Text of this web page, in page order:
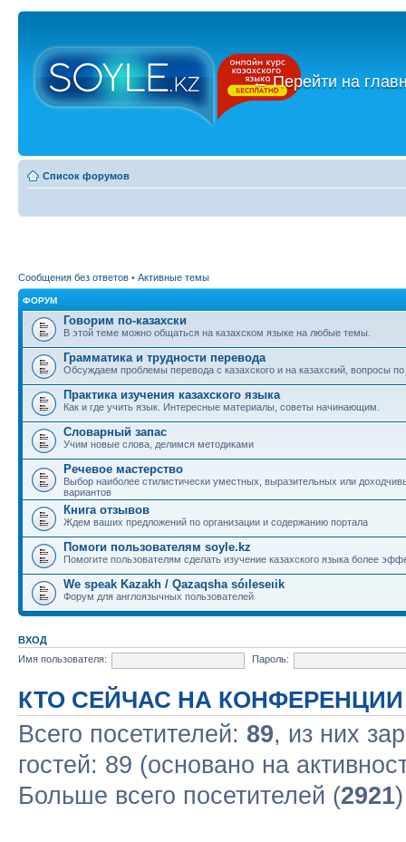
←Перейти на
Список форумов
Сообщения без ответов • Активные темы
ФОРУМ
Говорим по-казахски
В этой теме можно общаться на казахском языке на любые темы.
Грамматика и трудности перевода
Обсуждаем проблемы перевода с казахского и на казахский, вопросы
Практика изучения казахского языка
Как и где учить язык. Интересные материалы, советы начинающим.
Словарный запас
Учим новые слова, делимся методиками
Речевое мастерство
Выбор наиболее стилистически уместных, выразительных или
вариантов
Книга отзывов
Ждем ваших предложений по организации и содержанию портала
Помоги пользователям soyle.kz
Помогите пользователям сделать изучение казахского языка более
We speak Kazakh / Qazaqsha sóıleseıik
Форум для англоязычных пользователей
ВХОД
Имя пользователя:
Пароль:
КТО СЕЙЧАС НА КОНФЕРЕНЦИИ
Всего посетителей: 89, из них
гостей: 89 (основано на
Больше всего посетителей (2921